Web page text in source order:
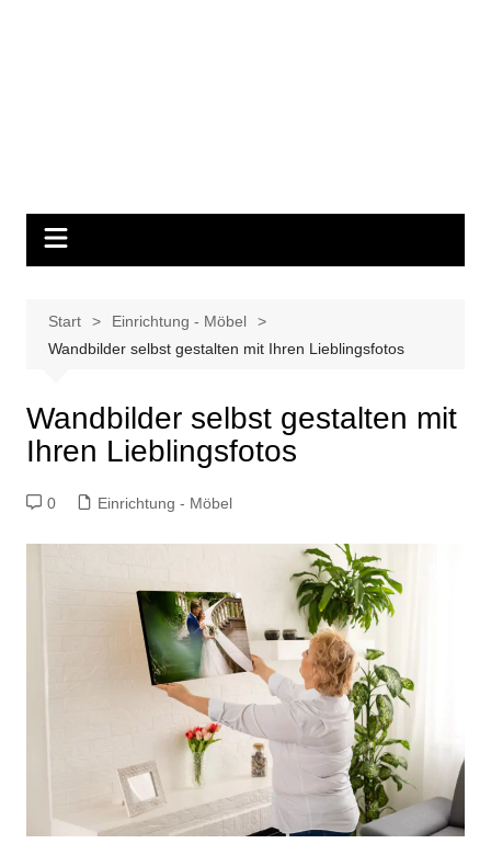
Start
Einrichtung - Möbel
Wandbilder selbst gestalten mit Ihren Lieblingsfotos
Wandbilder selbst gestalten mit
Ihren Lieblingsfotos
0 Einrichtung - Möbel